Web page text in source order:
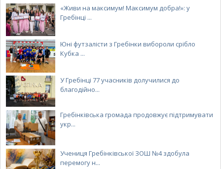
«Живи на максимум! Максимум добра!»: у
Гребінці ...
Юні футзалісти з Гребінки вибороли срібло
Кубка ...
У Гребінці 77 учасників долучилися до
благодійно...
Гребінківська громада продовжує підтримувати
укр...
Учениця Гребінківської ЗОШ №4 здобула
перемогу н...